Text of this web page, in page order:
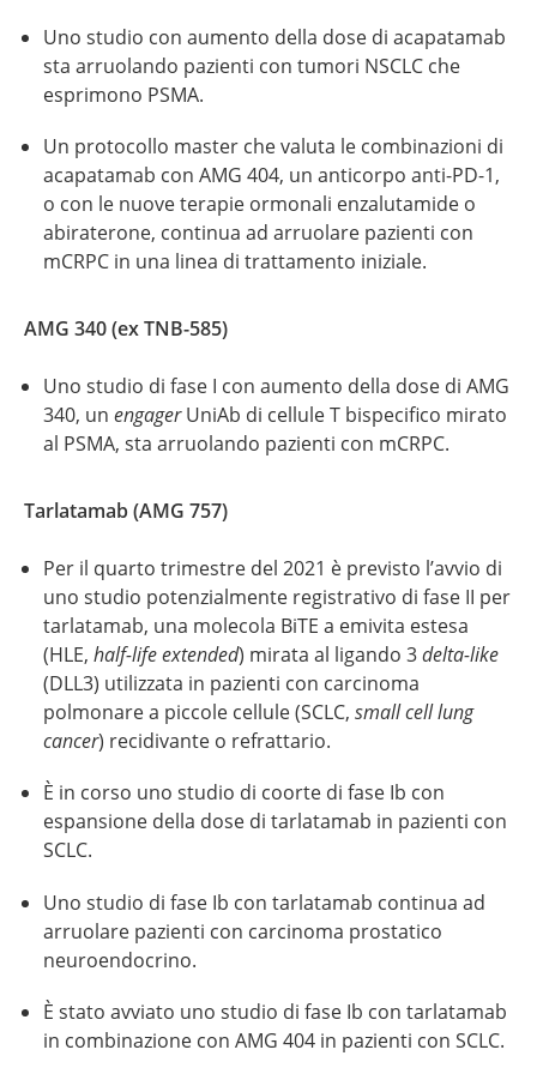
Uno studio con aumento della dose di acapatamab
sta arruolando pazienti con tumori NSCLC che
esprimono PSMA.
Un protocollo master che valuta le combinazioni di
acapatamab con AMG 404, un anticorpo anti-PD-1,
o con le nuove terapie ormonali enzalutamide o
abiraterone, continua ad arruolare pazienti con
mCRPC in una linea di trattamento iniziale.
AMG 340 (ex TNB-585)
Uno studio di fase I con aumento della dose di AMG
340, un engagerUniAb di cellule T bispecifico mirato
al PSMA, sta arruolando pazienti con mCRPC.
Tarlatamab (AMG 757)
Per il quarto trimestre del 2021 è previsto l’avvio di
uno studio potenzialmente registrativo di fase II per
tarlatamab, una molecola BiTE a emivita estesa
(HLE, half-life extended) mirata al ligando 3delta-like
(DLL3) utilizzata in pazienti con carcinoma
polmonare a piccole cellule (SCLC, small cell lung
cancer) recidivante o refrattario.
È in corso uno studio di coorte di fase Ib con
espansione della dose di tarlatamab in pazienti con
SCLC.
Uno studio di fase Ib con tarlatamab continua ad
arruolare pazienti con carcinoma prostatico
neuroendocrino.
È stato avviato uno studio di fase Ib con tarlatamab
in combinazione con AMG 404 in pazienti con SCLC.